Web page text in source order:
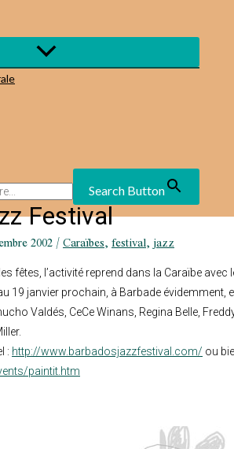
Search Button
Festival
2002/Caraïbes,festival,jazz
fêtes, l’activité reprend dans la Caraïbe avec
19 janvier prochain, à Barbade évidemment,
Valdés, CeCe Winans, Regina Belle,
: http://www.barbadosjazzfestival.com/ ou
paintit.htm